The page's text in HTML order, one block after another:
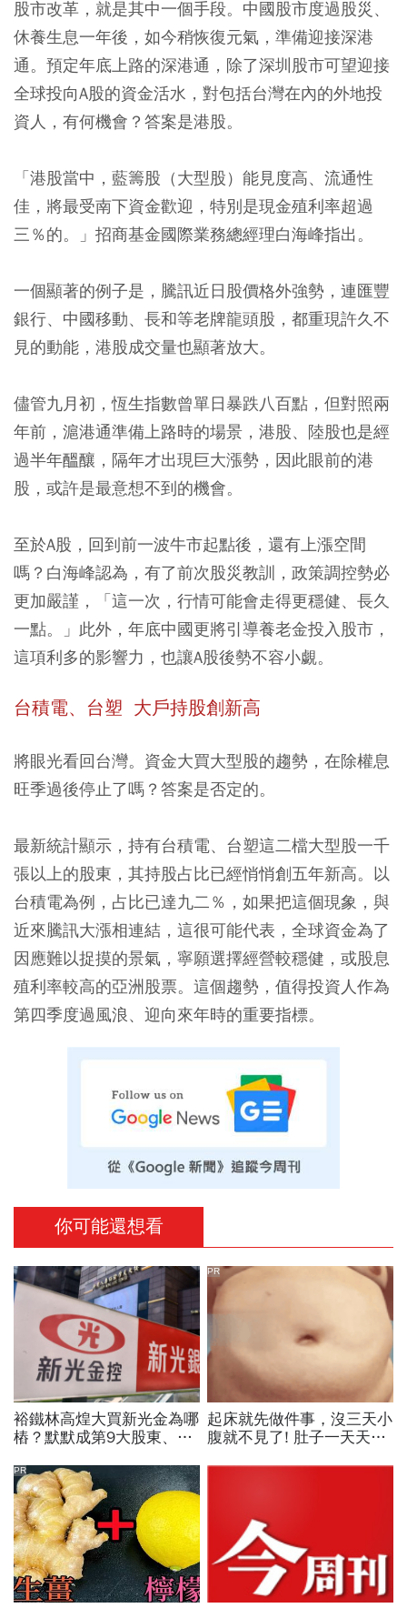
股市改革，就是其中一個手段。中國股市度過股災、
休養生息一年後，如今稍恢復元氣，準備迎接深港
通。預定年底上路的深港通，除了深圳股市可望迎接
全球投向A股的資金活水，對包括台灣在內的外地投
資人，有何機會？答案是港股。
「港股當中，藍籌股（大型股）能見度高、流通性
佳，將最受南下資金歡迎，特別是現金殖利率超過
三％的。」招商基金國際業務總經理白海峰指出。
一個顯著的例子是，騰訊近日股價格外強勢，連匯豐
銀行、中國移動、長和等老牌龍頭股，都重現許久不
見的動能，港股成交量也顯著放大。
儘管九月初，恆生指數曾單日暴跌八百點，但對照兩
年前，滬港通準備上路時的場景，港股、陸股也是經
過半年醞釀，隔年才出現巨大漲勢，因此眼前的港
股，或許是最意想不到的機會。
至於A股，回到前一波牛市起點後，還有上漲空間
嗎？白海峰認為，有了前次股災教訓，政策調控勢必
更加嚴謹，「這一次，行情可能會走得更穩健、長久
一點。」此外，年底中國更將引導養老金投入股市，
這項利多的影響力，也讓A股後勢不容小覷。
台積電、台塑 大戶持股創新高
將眼光看回台灣。資金大買大型股的趨勢，在除權息
旺季過後停止了嗎？答案是否定的。
最新統計顯示，持有台積電、台塑這二檔大型股一千
張以上的股東，其持股占比已經悄悄創五年新高。以
台積電為例，占比已達九二％，如果把這個現象，與
近來騰訊大漲相連結，這很可能代表，全球資金為了
因應難以捉摸的景氣，寧願選擇經營較穩健，或股息
殖利率較高的亞洲股票。這個趨勢，值得投資人作為
第四季度過風浪、迎向來年時的重要指標。
你可能還想看
裕鐵林高煌大買新光金為哪
樁？默默成第9大股東、持
新光醫院！
起床就先做件事，沒三天小
腹就不見了! 肚子一天天變
PR
PR